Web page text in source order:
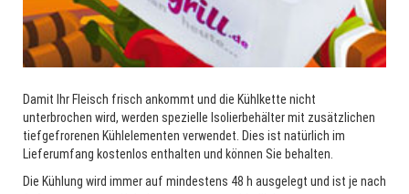
Damit Ihr Fleisch frisch ankommt und die Kühlkette nicht
unterbrochen wird, werden spezielle Isolierbehälter mit zusätzlichen
tiefgefrorenen Kühlelementen verwendet. Dies ist natürlich im
Lieferumfang kostenlos enthalten und können Sie behalten.
Die Kühlung wird immer auf mindestens 48 h ausgelegt und ist je nach